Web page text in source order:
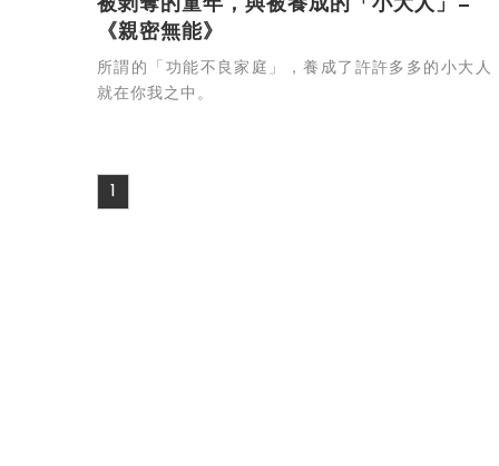
被剝奪的童年，與被養成的「小大人」—
《親密無能》
所謂的「功能不良家庭」，養成了許許多多的小大人
就在你我之中。
1